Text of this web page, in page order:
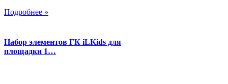
Подробнее »
Набор элементов ГК iLKids для
площадки 1…